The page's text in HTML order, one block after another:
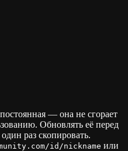
— она не сгорает
Обновлять её перед
раз скопировать.
id/nickname или